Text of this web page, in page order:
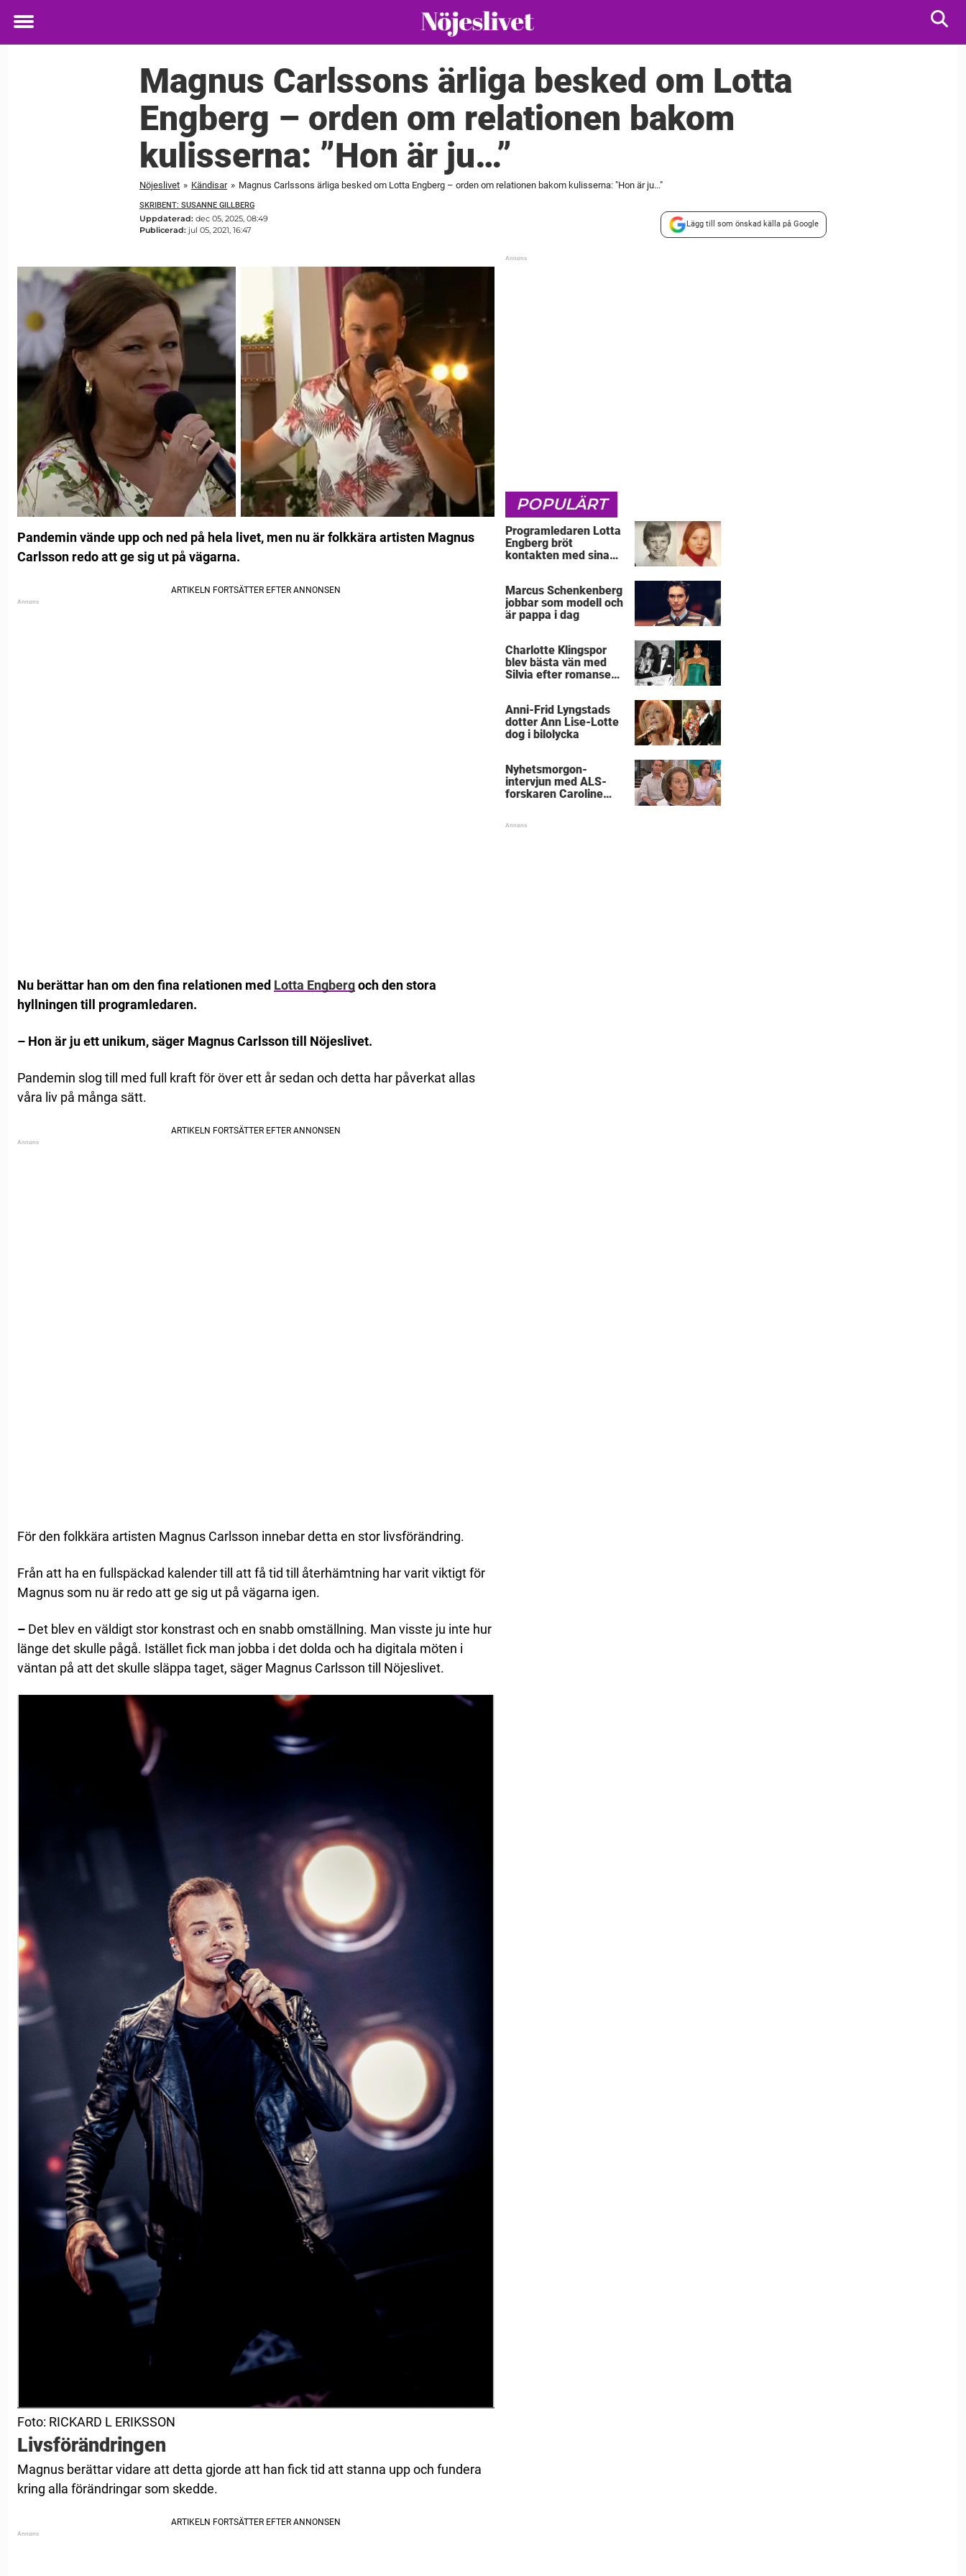
Toggle
Magnus Carlssons ärliga besked om Lotta
Engberg – orden om relationen bakom
kulisserna: ”Hon är ju…”
Nöjeslivet » Kändisar » Magnus Carlssons ärliga besked om Lotta Engberg – orden om relationen bakom kulisserna: "Hon är ju..."
SKRIBENT: SUSANNE GILLBERG
Uppdaterad: dec 05, 2025, 08:49
Publicerad: jul 05, 2021, 16:47
Lägg till som önskad källa på Google
Pandemin vände upp och ned på hela livet, men nu är folkkära artisten Magnus
Carlsson redo att ge sig ut på vägarna.
Nu berättar han om den fina relationen med Lotta Engbergoch den stora
hyllningen till programledaren.
– Hon är ju ett unikum, säger Magnus Carlsson till Nöjeslivet.
Pandemin slog till med full kraft för över ett år sedan och detta har påverkat allas
våra liv på många sätt.
För den folkkära artisten Magnus Carlsson innebar detta en stor livsförändring.
Från att ha en fullspäckad kalender till att få tid till återhämtning har varit viktigt för
Magnus som nu är redo att ge sig ut på vägarna igen.
– Det blev en väldigt stor konstrast och en snabb omställning. Man visste ju inte hur
länge det skulle pågå. Istället fick man jobba i det dolda och ha digitala möten i
väntan på att det skulle släppa taget, säger Magnus Carlsson till Nöjeslivet.
Foto: RICKARD L ERIKSSON
Livsförändringen
Magnus berättar vidare att detta gjorde att han fick tid att stanna upp och fundera
kring alla förändringar som skedde.
POPULÄRT
Programledaren Lotta
Engberg bröt
kontakten med sina
Marcus Schenkenberg
jobbar som modell och
är pappa i dag
Charlotte Klingspor
blev bästa vän med
Silvia efter romansen
Anni-Frid Lyngstads
dotter Ann Lise-Lotte
dog i bilolycka
Nyhetsmorgon-
intervjun med ALS-
forskaren Caroline